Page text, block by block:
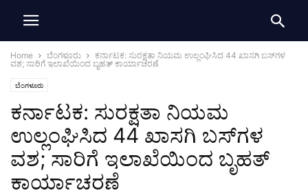
Home ಬೆಂಗಳೂರು
ಕರ್ನಾಟಕ: ಸುರಕ್ಷತಾ ನಿಯಮ ಉಲ್ಲಂಘಿಸಿದ 44 ಖಾಸಗಿ ಬಸ್‌ಗಳ
ವಶ; ಸಾರಿಗೆ ಇಲಾಖೆಯಿಂದ ಬೃಹತ್ ಕಾರ್ಯಾಚರಣೆ
ಬೆಂಗಳೂರು
ಕರ್ನಾಟಕ: ಸುರಕ್ಷತಾ ನಿಯಮ
ಉಲ್ಲಂಘಿಸಿದ 44 ಖಾಸಗಿ ಬಸ್‌ಗಳ
ವಶ; ಸಾರಿಗೆ ಇಲಾಖೆಯಿಂದ ಬೃಹತ್
ಕಾರ್ಯಾಚರಣೆ